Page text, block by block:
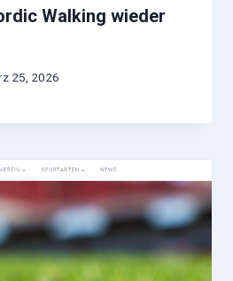
Walking wieder
25, 2026